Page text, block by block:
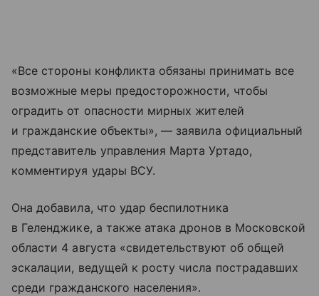
«Все стороны конфликта обязаны принимать все
возможные меры предосторожности, чтобы
оградить от опасности мирных жителей
и гражданские объекты», — заявила официальный
представитель управления Марта Уртадо,
комментируя удары ВСУ.
Она добавила, что удар беспилотника
в Геленджике, а также атака дронов в Московской
области 4 августа «свидетельствуют об общей
эскалации, ведущей к росту числа пострадавших
среди гражданского населения».